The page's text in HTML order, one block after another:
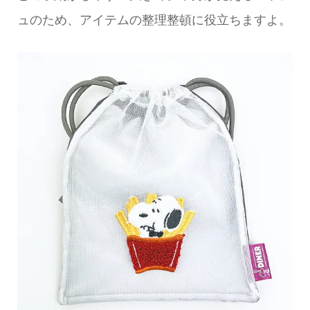
ュのため、アイテムの整理整頓に役立ちますよ。